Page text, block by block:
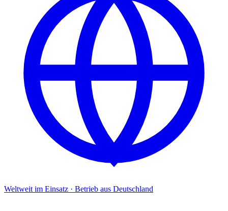
Weltweit im Einsatz · Betrieb aus Deutschland